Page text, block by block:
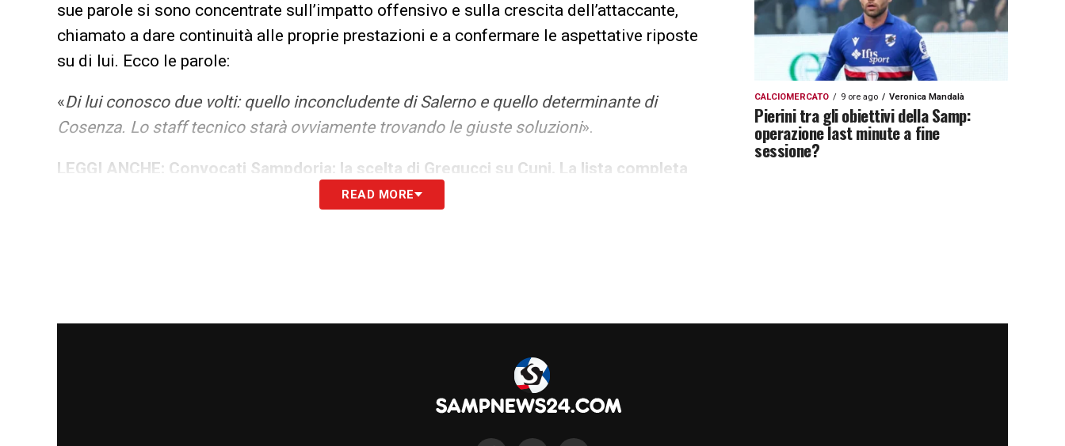
sue parole si sono concentrate sull’impatto offensivo e sulla crescita dell’attaccante,
chiamato a dare continuità alle proprie prestazioni e a confermare le aspettative riposte
su di lui. Ecco le parole:
«Di lui conosco due volti: quello inconcludente di Salerno e quello determinante di
Cosenza. Lo staff tecnico starà ovviamente trovando le giuste soluzioni».
LEGGI ANCHE: Convocati Sampdoria: la scelta di Gregucci su Cuni. La lista completa
READ MORE
CALCIOMERCATO 9 ore ago Veronica Mandalà
Pierini tra gli obiettivi della Samp:
operazione last minute a fine
sessione?